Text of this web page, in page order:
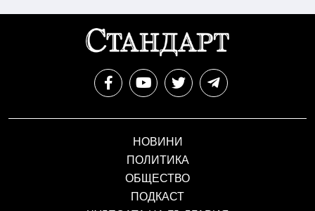
НОВИНИ
ПОЛИТИКА
ОБЩЕСТВО
ПОДКАСТ